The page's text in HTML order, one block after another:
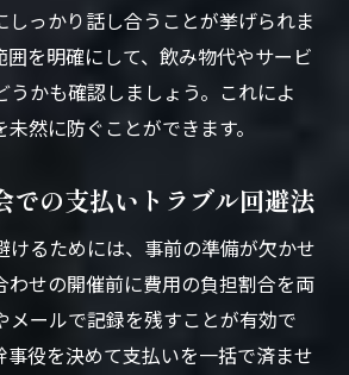
しっかり話し合うことが挙げられま
囲を明確にして、飲み物代やサービ
うかも確認しましょう。これによ
然に防ぐことができます。
での支払いトラブル回避法
けるためには、事前の準備が欠かせ
わせの開催前に費用の負担割合を両
メールで記録を残すことが有効で
事役を決めて支払いを一括で済ませ